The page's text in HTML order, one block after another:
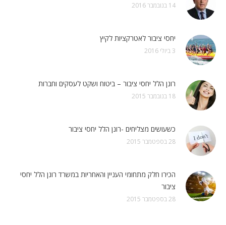
14 בנובמבר 2016
יחסי ציבור לאטרקציות לקיץ
3 ביולי 2016
רונן הלל יחסי ציבור – ביטוח ושקט לעסקים וחברות
18 בנובמבר 2015
כשעושים מצליחים -רונן הלל יחסי ציבור
28 בספטמבר 2015
הכירו חלק מתחומי העניין והאחריות במשרד רונן הלל יחסי
ציבור
28 בספטמבר 2015